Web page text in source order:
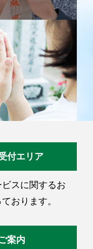
付エリア
スに関するお
おります。
案内